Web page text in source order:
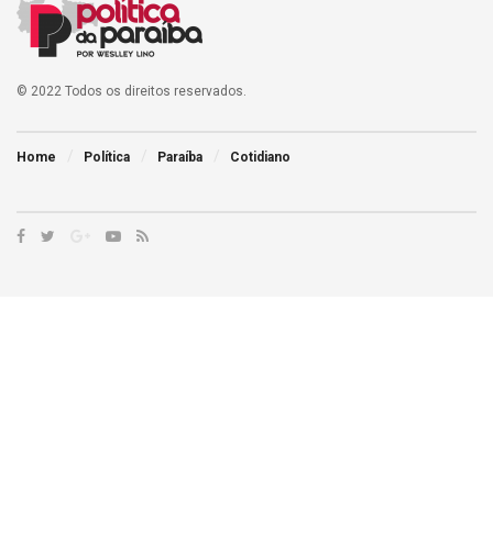
© 2022 Todos os direitos reservados.
Home Política Paraíba Cotidiano